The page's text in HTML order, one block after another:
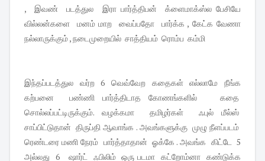
, இவண் படத்துல இரா பார்த்திபன் க்ளைமாக்ஸ்ல பேசியே
வில்லன்களை மனம் மாற வைப்பதோ பார்க்க , கேட்க வேணா
நல்லாருக்கும் , நடைமுறையில் சாத்தியம் ரொம்ப கம்மி
இந்தப்படத்துல வர்ற 6 வெவ்வேற கதைகள் எல்லாமே நீங்க
கற்பனை பண்ணி பார்த்திடாத கோணங்களில் கதை
சொல்லப்பட்டிருக்கும். வழக்கமா தமிழர்கள் ஃபுல் மீல்ஸ்
சாப்பிட்டுதான் திருப்தி ஆவாங்க . அவங்களுக்கு முழு நீளப்படம்
ரெண்டரை மணி நேரம் பார்த்தாதான் ஓக்கே . அவங்க கிட்டே 5
அல்லது 6 ஷார்ட் ஃபிலிம் ஒரு படமா கட்றோம்னா கண்டுக்க